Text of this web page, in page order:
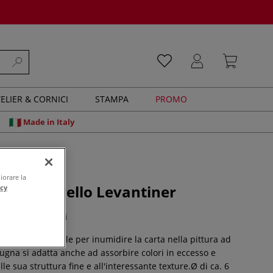
& CORNICI STAMPA PROMO
Made in Italy
acquerello Levantiner
0 recensioni
porosa ideale per inumidire la carta nella pittura ad
si adatta anche ad assorbire colori in eccesso e
sua struttura fine e all'interessante texture.Ø di ca. 6
la